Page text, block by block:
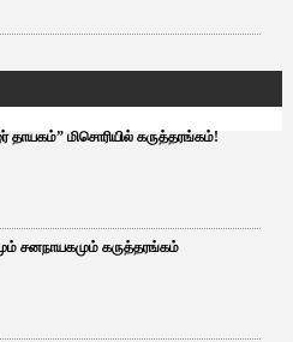
தாயகம்” மிசொரியில் கருத்தரங்கம்!
சனநாயகமும் கருத்தரங்கம்